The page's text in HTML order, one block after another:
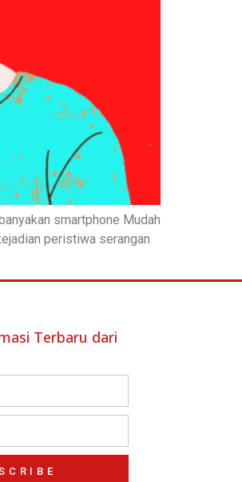
smartphone Mudah
peristiwa serangan
Terbaru dari